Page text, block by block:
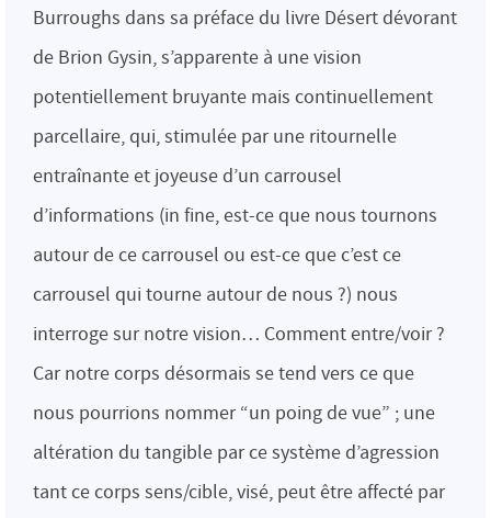
Burroughs dans sa préface du livre Désert dévorant
de Brion Gysin, s’apparente à une vision
potentiellement bruyante mais continuellement
parcellaire, qui, stimulée par une ritournelle
entraînante et joyeuse d’un carrousel
d’informations (in fine, est-ce que nous tournons
autour de ce carrousel ou est-ce que c’est ce
carrousel qui tourne autour de nous ?) nous
interroge sur notre vision… Comment entre/voir ?
Car notre corps désormais se tend vers ce que
nous pourrions nommer “un poing de vue” ; une
altération du tangible par ce système d’agression
tant ce corps sens/cible, visé, peut être affecté par